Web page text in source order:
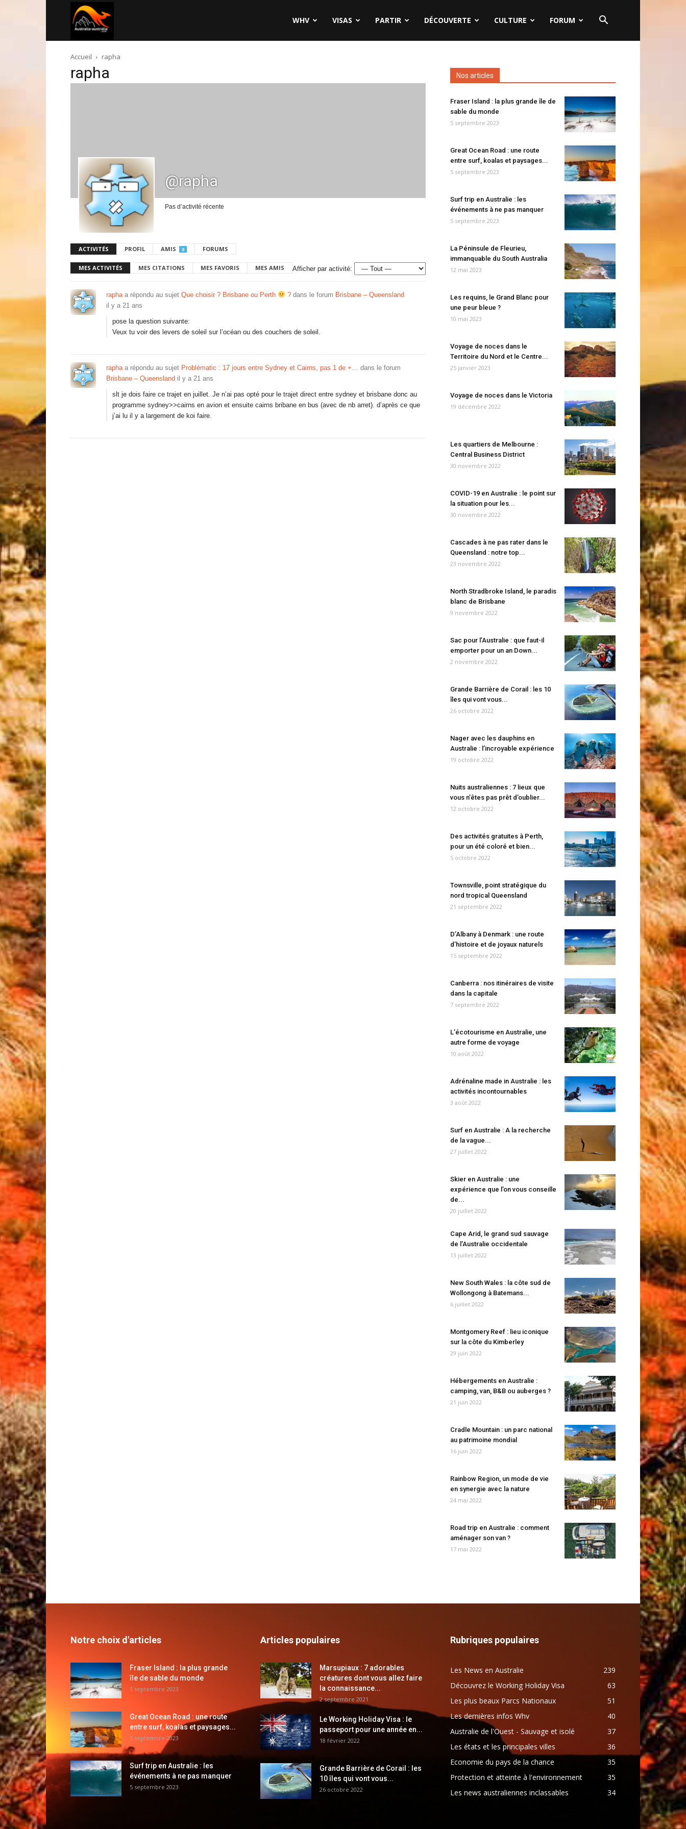
australie.com
WHV VISAS PARTIR DÉCOUVERTE CULTURE FORUM
Accueil rapha
rapha
@rapha
Pas d’activité récente
ACTIVITÉS PROFIL AMIS 0 FORUMS
MES ACTIVITÉS MES CITATIONS MES FAVORIS MES AMIS Afficher par activité:
raphaa répondu au sujet Que choisir ? Brisbane ou Perth ?dans le forum Brisbane – Queensland
il y a 21 ans
pose la question suivante:
Veux tu voir des levers de soleil sur l’océan ou des couchers de soleil.
raphaa répondu au sujet Problématic : 17 jours entre Sydney et Cairns, pas 1 de +… dans le forum
Brisbane – Queensland il y a 21 ans
slt je dois faire ce trajet en juillet. Je n’ai pas opté pour le trajet direct entre sydney et brisbane donc au
programme sydney>>cairns en avion et ensuite cairns bribane en bus (avec de nb arret). d’après ce que
j’ai lu il y a largement de koi faire.
Nos articles
Fraser Island : la plus grande île de
sable du monde
5 septembre 2023
Great Ocean Road : une route
entre surf, koalas et paysages...
5 septembre 2023
Surf trip en Australie : les
événements à ne pas manquer
5 septembre 2023
La Péninsule de Fleurieu,
immanquable du South Australia
12 mai 2023
Les requins, le Grand Blanc pour
une peur bleue ?
10 mai 2023
Voyage de noces dans le
Territoire du Nord et le Centre...
25 janvier 2023
Voyage de noces dans le Victoria
19 décembre 2022
Les quartiers de Melbourne :
Central Business District
30 novembre 2022
COVID-19 en Australie : le point sur
la situation pour les...
30 novembre 2022
Cascades à ne pas rater dans le
Queensland : notre top...
23 novembre 2022
North Stradbroke Island, le paradis
blanc de Brisbane
9 novembre 2022
Sac pour l’Australie : que faut-il
emporter pour un an Down...
2 novembre 2022
Grande Barrière de Corail : les 10
îles qui vont vous...
26 octobre 2022
Nager avec les dauphins en
Australie : l’incroyable expérience
19 octobre 2022
Nuits australiennes : 7 lieux que
vous n’êtes pas prêt d’oublier...
12 octobre 2022
Des activités gratuites à Perth,
pour un été coloré et bien...
5 octobre 2022
Townsville, point stratégique du
nord tropical Queensland
21 septembre 2022
D’Albany à Denmark : une route
d’histoire et de joyaux naturels
15 septembre 2022
Canberra : nos itinéraires de visite
dans la capitale
7 septembre 2022
L’écotourisme en Australie, une
autre forme de voyage
10 août 2022
Adrénaline made in Australie : les
activités incontournables
3 août 2022
Surf en Australie : A la recherche
de la vague...
27 juillet 2022
Skier en Australie : une
expérience que l’on vous conseille
de...
20 juillet 2022
Cape Arid, le grand sud sauvage
de l’Australie occidentale
13 juillet 2022
New South Wales : la côte sud de
Wollongong à Batemans...
6 juillet 2022
Montgomery Reef : lieu iconique
sur la côte du Kimberley
29 juin 2022
Hébergements en Australie :
camping, van, B&B ou auberges ?
21 juin 2022
Cradle Mountain : un parc national
au patrimoine mondial
16 juin 2022
Rainbow Region, un mode de vie
en synergie avec la nature
24 mai 2022
Road trip en Australie : comment
aménager son van ?
17 mai 2022
Notre choix d'articles
Fraser Island : la plus grande
île de sable du monde
5 septembre 2023
Great Ocean Road : une route
entre surf, koalas et paysages...
5 septembre 2023
Surf trip en Australie : les
événements à ne pas manquer
5 septembre 2023
Articles populaires
Marsupiaux : 7 adorables
créatures dont vous allez faire
la connaissance...
2 septembre 2021
Le Working Holiday Visa : le
passeport pour une année en...
18 février 2022
Grande Barrière de Corail : les
10 îles qui vont vous...
26 octobre 2022
Rubriques populaires
Les News en Australie
239
Découvrez le Working Holiday Visa
63
Les plus beaux Parcs Nationaux
51
Les dernières infos Whv
40
Australie de l'Ouest - Sauvage et isolé
37
Les états et les principales villes
36
Economie du pays de la chance
35
Protection et atteinte à l'environnement
35
Les news australiennes inclassables
34